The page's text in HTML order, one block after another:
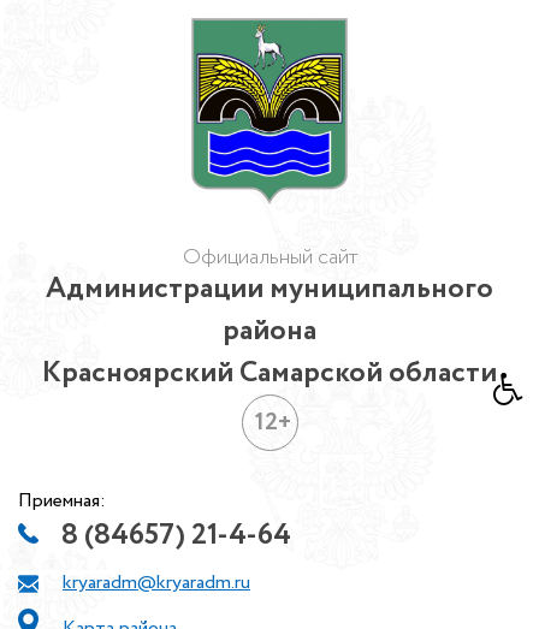
Официальный сайт
Администрации муниципального
района
Красноярский Самарской области
12+
Приемная:
8 (84657) 21-4-64
kryaradm@kryaradm.ru